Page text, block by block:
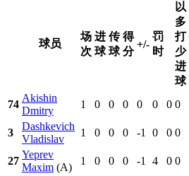
球员
场
次
进
球
传
球
得
分
+/-
罚
时
以
多
打
少
进
球
74
Akishin
Dmitry
1 0 0 0 0 0 0 0
3
Dashkevich
Vladislav
1 0 0 0 -1 0 0 0
27
Yeprev
Maxim (A)
1 0 0 0 -1 4 0 0